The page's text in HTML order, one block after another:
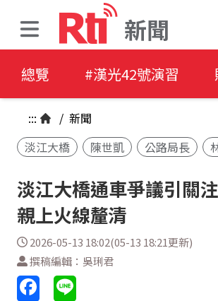
新聞
總覽 #漢光42號演習
::: / 新聞
淡江大橋
陳世凱 公路局長
淡江大橋通車爭議引關
親上火線釐清
2026-05-13 18:02(05-13 18:21更新)
撰稿編輯：吳琍君